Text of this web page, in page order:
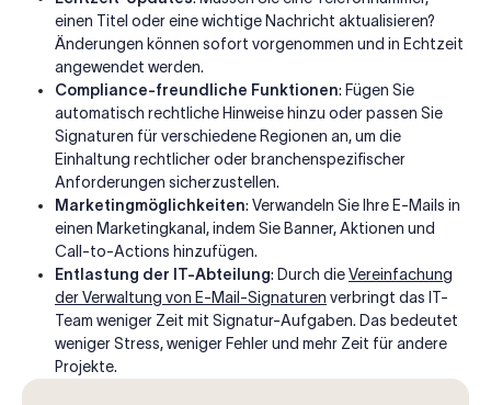
einen Titel oder eine wichtige Nachricht aktualisieren?
Änderungen können sofort vorgenommen und in Echtzeit
angewendet werden.
Compliance-freundliche Funktionen: Fügen Sie
automatisch rechtliche Hinweise hinzu oder passen Sie
Signaturen für verschiedene Regionen an, um die
Einhaltung rechtlicher oder branchenspezifischer
Anforderungen sicherzustellen.
Marketingmöglichkeiten: Verwandeln Sie Ihre E-Mails in
einen Marketingkanal, indem Sie Banner, Aktionen und
Call-to-Actions hinzufügen.
Entlastung der IT-Abteilung: Durch dieVereinfachung
der Verwaltung von E-Mail-Signaturen verbringt das IT-
Team weniger Zeit mit Signatur-Aufgaben. Das bedeutet
weniger Stress, weniger Fehler und mehr Zeit für andere
Projekte.